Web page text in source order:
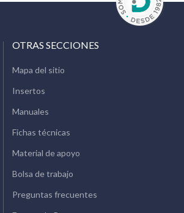
OTRAS SECCIONES
Mapa del sitio
Insertos
Manuales
Fichas técnicas
Material de apoyo
Bolsa de trabajo
Preguntas frecuentes